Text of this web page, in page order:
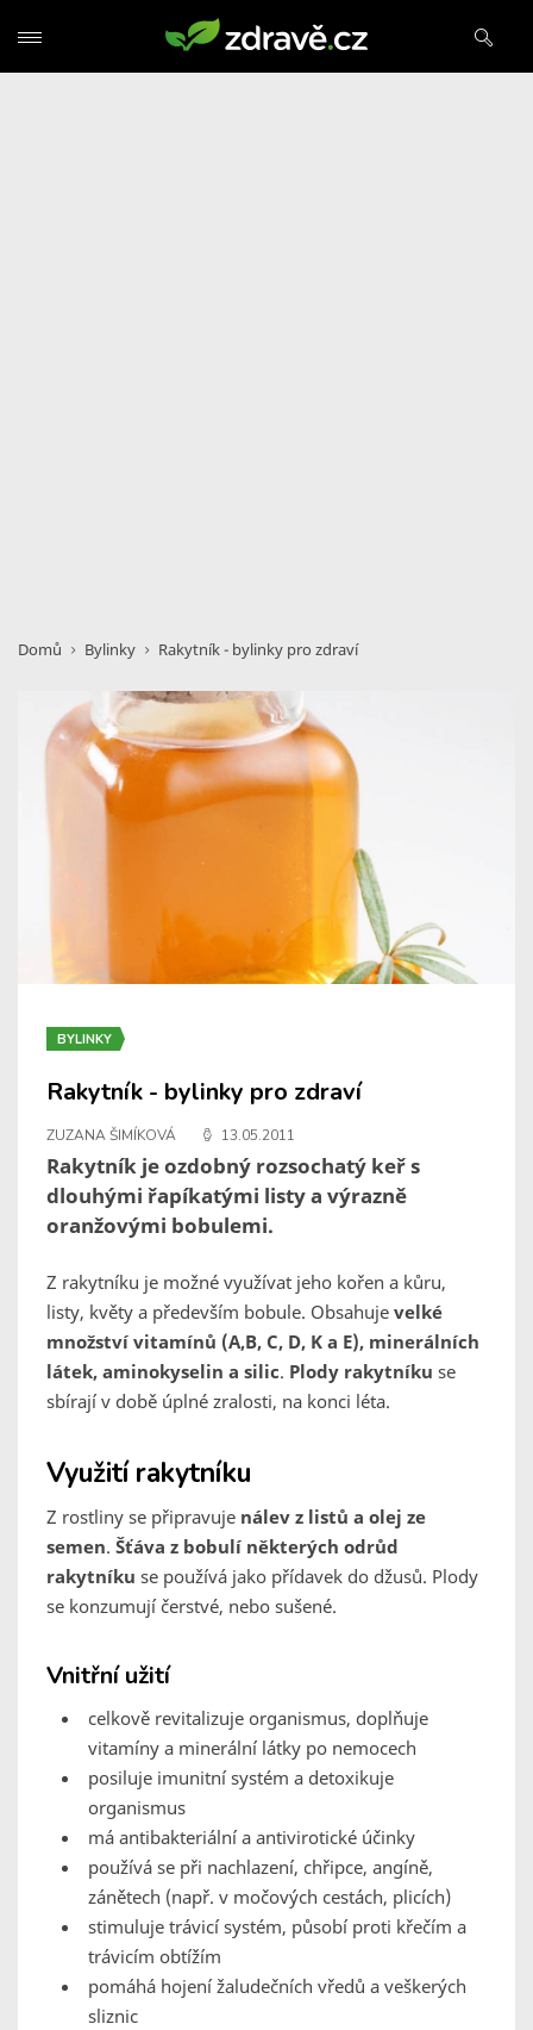
Domů Bylinky Rakytník - bylinky pro zdraví
BYLINKY
Rakytník - bylinky pro zdraví
ZUZANA ŠIMÍKOVÁ 13.05.2011
Rakytník je ozdobný rozsochatý keř s
dlouhými řapíkatými listy a výrazně
oranžovými bobulemi.
Z rakytníku je možné využívat jeho kořen a kůru,
listy, květy a především bobule. Obsahuje velké
množství vitamínů (A,B, C, D, K a E), minerálních
látek, aminokyselin a silic. Plody rakytníku se
sbírají v době úplné zralosti, na konci léta.
Využití rakytníku
Z rostliny se připravuje nálev z listů a olej ze
semen. Šťáva z bobulí některých odrůd
rakytníku se používá jako přídavek do džusů. Plody
se konzumují čerstvé, nebo sušené.
Vnitřní užití
celkově revitalizuje organismus, doplňuje
vitamíny a minerální látky po nemocech
posiluje imunitní systém a detoxikuje
organismus
má antibakteriální a antivirotické účinky
používá se při nachlazení, chřipce, angíně,
zánětech (např. v močových cestách, plicích)
stimuluje trávicí systém, působí proti křečím a
trávicím obtížím
pomáhá hojení žaludečních vředů a veškerých
sliznic